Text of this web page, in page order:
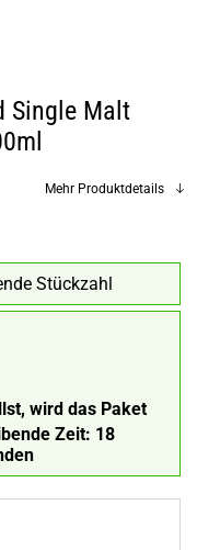
Single Malt
Mehr Produktdetails
Stückzahl
wird das Paket
Zeit: 18